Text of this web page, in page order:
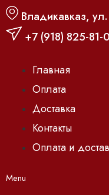
Владикавказ,
+7 (918) 825-81-
Главная
Оплата
Доставка
Контакты
Оплата и
Menu